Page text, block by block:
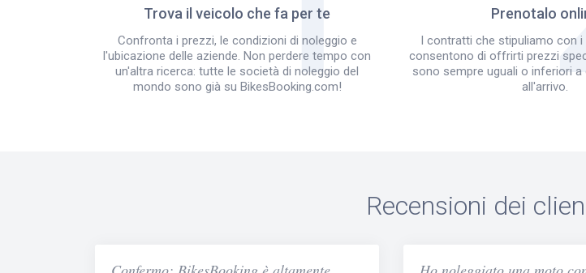
Trova il veicolo che fa per te
Confronta i prezzi, le condizioni di noleggio e
l'ubicazione delle aziende. Non perdere tempo con
un'altra ricerca: tutte le società di noleggio del
mondo sono già su BikesBooking.com!
Prenotalo
I contratti che stipuliamo con
consentono di offrirti prezzi
sono sempre uguali o inferiori a
all'arrivo.
Recensioni dei